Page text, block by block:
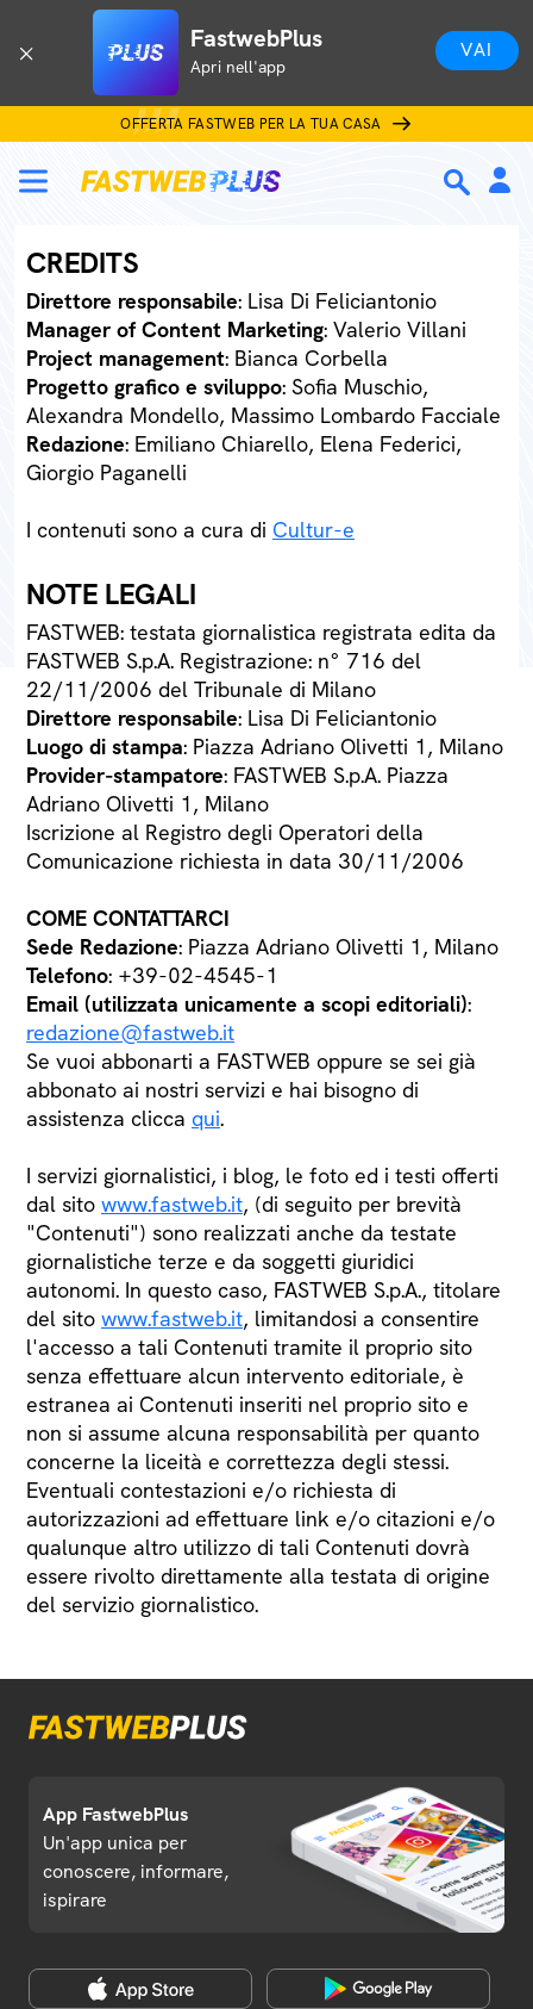
FastwebPlus
Apri nell'app
VAI
OFFERTA FASTWEB PER LA TUA CASA
CREDITS
Direttore responsabile: Lisa Di Feliciantonio
Manager of Content Marketing: Valerio Villani
Project management: Bianca Corbella
Progetto grafico e sviluppo: Sofia Muschio,
Alexandra Mondello, Massimo Lombardo Facciale
Redazione: Emiliano Chiarello, Elena Federici,
Giorgio Paganelli
I contenuti sono a cura di Cultur-e
NOTE LEGALI
FASTWEB: testata giornalistica registrata edita da
FASTWEB S.p.A. Registrazione: n° 716 del
22/11/2006 del Tribunale di Milano
Direttore responsabile: Lisa Di Feliciantonio
Luogo di stampa: Piazza Adriano Olivetti 1, Milano
Provider-stampatore: FASTWEB S.p.A. Piazza
Adriano Olivetti 1, Milano
Iscrizione al Registro degli Operatori della
Comunicazione richiesta in data 30/11/2006
COME CONTATTARCI
Sede Redazione: Piazza Adriano Olivetti 1, Milano
Telefono: +39-02-4545-1
Email (utilizzata unicamente a scopi editoriali):
redazione@fastweb.it
Se vuoi abbonarti a FASTWEB oppure se sei già
abbonato ai nostri servizi e hai bisogno di
assistenza clicca qui.
I servizi giornalistici, i blog, le foto ed i testi offerti
dal sito www.fastweb.it, (di seguito per brevità
"Contenuti") sono realizzati anche da testate
giornalistiche terze e da soggetti giuridici
autonomi. In questo caso, FASTWEB S.p.A., titolare
del sito www.fastweb.it, limitandosi a consentire
l'accesso a tali Contenuti tramite il proprio sito
senza effettuare alcun intervento editoriale, è
estranea ai Contenuti inseriti nel proprio sito e
non si assume alcuna responsabilità per quanto
concerne la liceità e correttezza degli stessi.
Eventuali contestazioni e/o richiesta di
autorizzazioni ad effettuare link e/o citazioni e/o
qualunque altro utilizzo di tali Contenuti dovrà
essere rivolto direttamente alla testata di origine
del servizio giornalistico.
App FastwebPlus
Un'app unica per
conoscere, informare,
ispirare